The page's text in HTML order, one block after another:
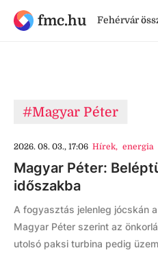
fmc.hu Fehérvár
#Magyar Péter
2026. 08. 03., 17:06 Hírek, energia
Magyar Péter:
időszakba
A fogyasztás jelenleg jócskán
Magyar Péter szerint az
utolsó paksi turbina pedig